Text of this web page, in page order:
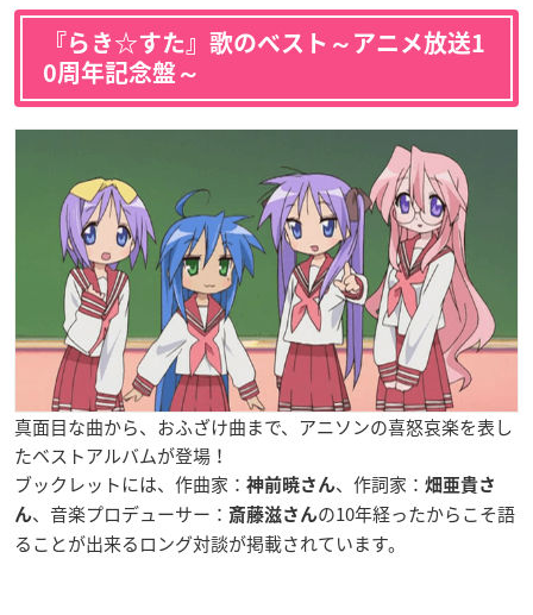
『らき☆すた』歌のベスト～アニメ放送1
0周年記念盤～
真面目な曲から、おふざけ曲まで、アニソンの喜怒哀楽を表し
たベストアルバムが登場！
ブックレットには、作曲家： 神前暁さん、作詞家： 畑亜貴さ
ん、音楽プロデューサー： 斎藤滋さんの10年経ったからこそ語
ることが出来るロング対談が掲載されています。